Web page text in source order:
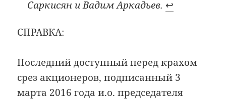
Саркисян и Вадим Аркадьев. ↩︎
СПРАВКА:
Последний доступный перед крахом
срез акционеров, подписанный 3
марта 2016 года и.о. председателя